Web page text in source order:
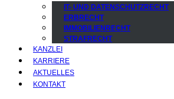
IT- UND DATENSCHUTZRECHT
ERBRECHT
IMMOBILIENRECHT
STRAFRECHT
KANZLEI
KARRIERE
AKTUELLES
KONTAKT